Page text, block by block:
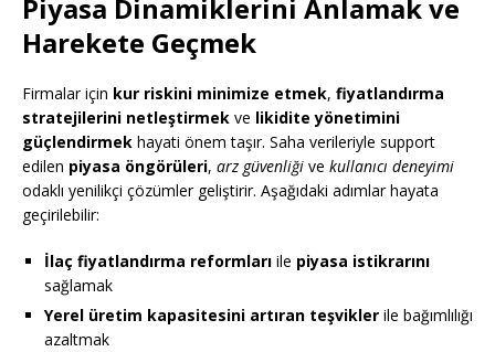
Piyasa Dinamiklerini Anlamak ve
Harekete Geçmek
Firmalar için kur riskini minimize etmek, fiyatlandırma
stratejilerini netleştirmek ve likidite yönetimini
güçlendirmek hayati önem taşır. Saha verileriyle support
edilen piyasa öngörüleri, arz güvenliği ve kullanıcı deneyimi
odaklı yenilikçi çözümler geliştirir. Aşağıdaki adımlar hayata
geçirilebilir:
İlaç fiyatlandırma reformları ile piyasa istikrarını
sağlamak
Yerel üretim kapasitesini artıran teşvikler ile bağımlılığı
azaltmak